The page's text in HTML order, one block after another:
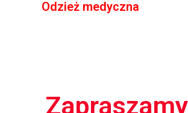
Odzież medyczna